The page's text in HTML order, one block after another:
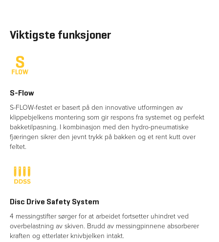
Viktigste funksjoner
S-Flow
S-FLOW-festet er basert på den innovative utformingen av
klippebjelkens montering som gir respons fra systemet og perfekt
bakketilpasning. I kombinasjon med den hydro-pneumatiske
fjæringen sikrer den jevnt trykk på bakken og et rent kutt over
Disc Drive Safety System
4 messingstifter sørger for at arbeidet fortsetter uhindret ved
overbelastning av skiven. Brudd av messingpinnene absorberer
kraften og etterlater knivbjelken intakt.